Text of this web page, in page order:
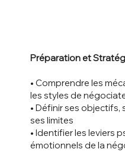
Préparation et
• Comprendre les
les styles de
• Définir ses
ses limites
• Identifier les leviers
émotionnels de la